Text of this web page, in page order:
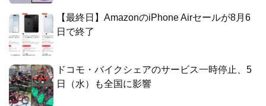
【最終日】AmazonのiPhone Airセールが8月6
日で終了
ドコモ・バイクシェアのサービス一時停止、5
日（水）も全国に影響